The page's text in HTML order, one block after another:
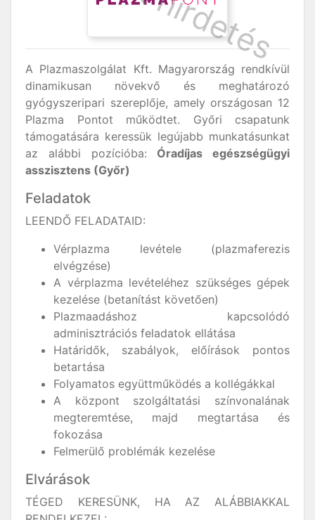
A Plazmaszolgálat Kft. Magyarország rendkívül
dinamikusan növekvő és meghatározó
gyógyszeripari szereplője, amely országosan 12
Plazma Pontot működtet. Győri csapatunk
támogatására keressük legújabb munkatásunkat
az alábbi pozícióba: Óradíjas egészségügyi
asszisztens (Győr)
Feladatok
LEENDŐ FELADATAID:
Vérplazma levétele (plazmaferezis
elvégzése)
A vérplazma levételéhez szükséges gépek
kezelése (betanítást követően)
Plazmaadáshoz kapcsolódó
adminisztrációs feladatok ellátása
Határidők, szabályok, előírások pontos
betartása
Folyamatos együttműködés a kollégákkal
A központ szolgáltatási színvonalának
megteremtése, majd megtartása és
fokozása
Felmerülő problémák kezelése
Elvárások
TÉGED KERESÜNK, HA AZ ALÁBBIAKKAL